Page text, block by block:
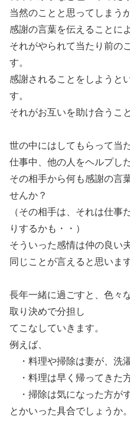
当然のことと思ってしまう
感謝の言葉を伝えることに
それがやられて当たり前の
す。
感謝されることをしようと
す。
それがお互いを助け合うこ
世の中にはしてもらって当
仕事中、他の人をヘルプした
その相手から何も感謝の言
せんか？
（その相手は、それは仕事
りするかも・・）
そういった感情は仲の良い
同じことが言えると思います
長年一緒に過ごすと、色々
取り決めで分担し
てこなしていきます。
例えば、
・料理や掃除は妻が、洗
・料理は早く帰ってきた方
・掃除は気になった方がす
とかいった具合でしょうか。